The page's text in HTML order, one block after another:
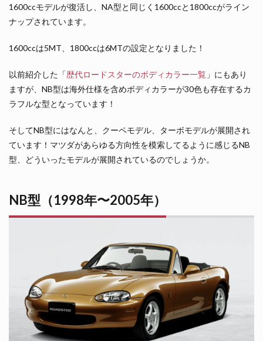
1600ccモデルが復活し、NA型と同じく1600ccと1800ccがライン
ナップされています。
1600ccは5MT、1800ccは6MTの設定となりました！
以前紹介した「歴代ロードスターのボディカラー一覧 」にもあり
ますが、NB型は海外仕様を含めボディカラーが30色も存在するカ
ラフルな型となっています！
そしてNB型にはなんと、クーペモデル、ターボモデルが展開され
ています！マツダがあらゆる方向性を模索してるように感じるNB
型、どういったモデルが展開されているのでしょうか。
NB型（1998年〜2005年）